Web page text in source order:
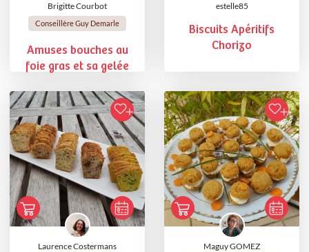
Brigitte Courbot
Conseillère Guy Demarle
Amuses bouches au
foie gras et sa gelée
estelle85
Biscuits Apéritifs
Chorizo
Laurence Costermans Maguy GOMEZ